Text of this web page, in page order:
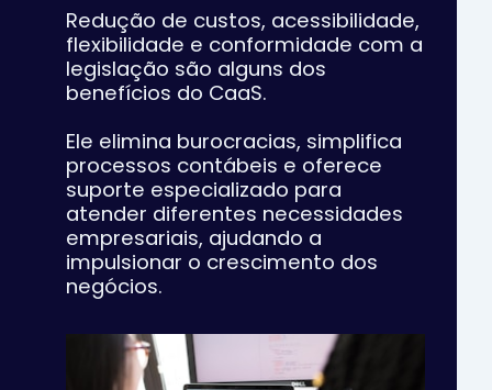
Redução de custos, acessibilidade,
flexibilidade e conformidade com a
legislação são alguns dos
benefícios do CaaS.
Ele elimina burocracias, simplifica
processos contábeis e oferece
suporte especializado para
atender diferentes necessidades
empresariais, ajudando a
impulsionar o crescimento dos
negócios.